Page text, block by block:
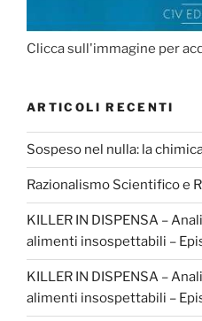
Clicca sull'immagine per
ARTICOLI RECENTI
Sospeso nel nulla: la
Razionalismo Scientifico e
KILLER IN DISPENSA –
alimenti insospettabili –
KILLER IN DISPENSA –
alimenti insospettabili –